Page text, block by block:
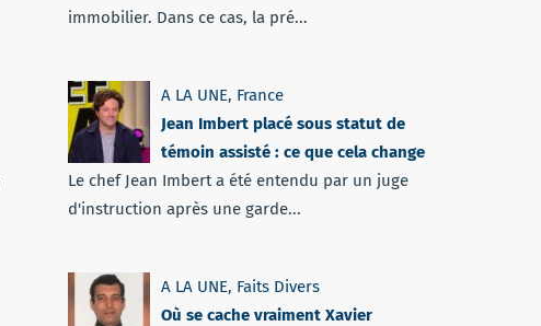
immobilier. Dans ce cas, la pré...
A LA UNE, France
Jean Imbert placé sous statut de
témoin assisté : ce que cela change
Le chef Jean Imbert a été entendu par un juge
d'instruction après une garde...
A LA UNE, Faits Divers
Où se cache vraiment Xavier